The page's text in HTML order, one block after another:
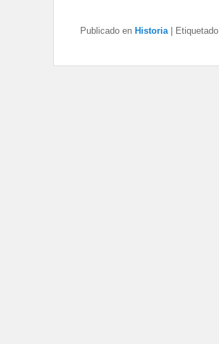
Publicado en Historia | Etiquetado